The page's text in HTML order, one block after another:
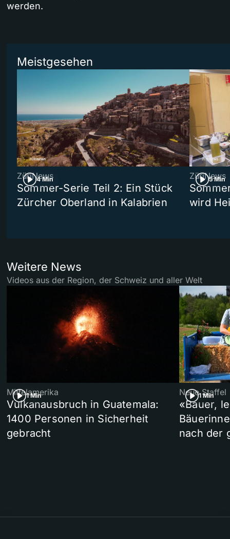
werden.
Meistgesehen
4 Min
ZüriNews
Sommer-Serie Teil 2: Ein Stück
Zürcher Oberland in Kalabrien
5 Min
ZüriNews
wird
Weitere News
Videos aus der Region, der Schweiz und aller Welt
1 Min
Mittelamerika
Vulkanausbruch in Guatemala:
1400 Personen in Sicherheit
gebracht
1 Min
Neue Staffel
«Bauer,
nach der